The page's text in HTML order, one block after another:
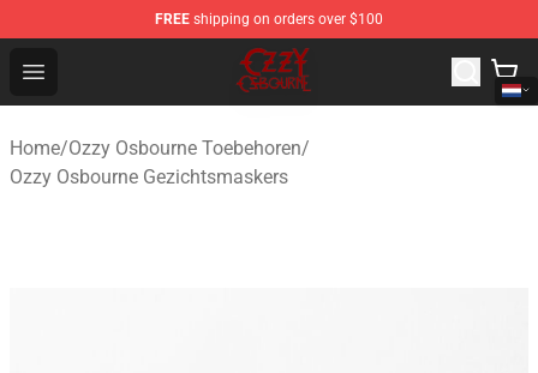
FREE shipping on orders over $100
Open menu
Ozzy Osbourne Store - Official Ozzy Osbourne
Home/Ozzy Osbourne Toebehoren/
Ozzy Osbourne Gezichtsmaskers